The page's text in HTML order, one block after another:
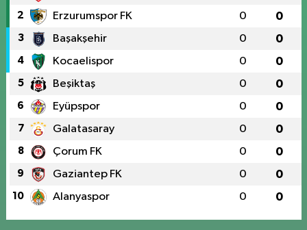
2 Erzurumspor FK 0 0
3 Başakşehir 0 0
4 Kocaelispor 0 0
5 Beşiktaş 0 0
6 Eyüpspor 0 0
7 Galatasaray 0 0
8 Çorum FK 0 0
9 Gaziantep FK 0 0
10 Alanyaspor 0 0